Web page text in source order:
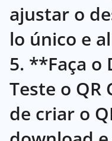
ajustar o
lo único e
5. **Faça o
Teste o QR
de criar o